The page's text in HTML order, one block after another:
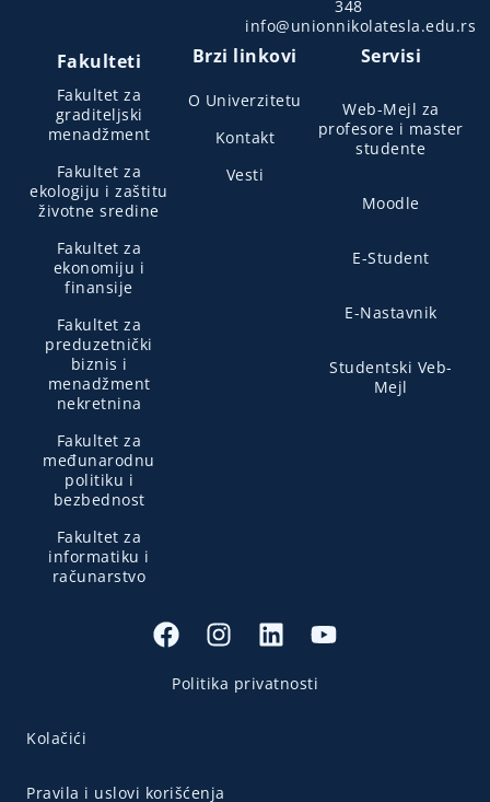
348
info@unionnikolatesla.edu.rs
Fakulteti
Fakultet za
graditeljski
menadžment
Fakultet za
ekologiju i zaštitu
životne sredine
Fakultet za
ekonomiju i
finansije
Fakultet za
preduzetnički
biznis i
menadžment
nekretnina
Fakultet za
međunarodnu
politiku i
bezbednost
Fakultet za
informatiku i
računarstvo
Brzi linkovi
O Univerzitetu
Kontakt
Vesti
Servisi
Web-Mejl za
profesore i master
studente
Moodle
E-Student
E-Nastavnik
Studentski Veb-
Mejl
Politika privatnosti
Kolačići
Pravila i uslovi korišćenja